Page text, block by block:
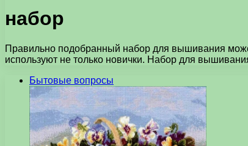
набор
Правильно подобранный набор для вышивания
используют не только новички. Набор для
Бытовые вопросы